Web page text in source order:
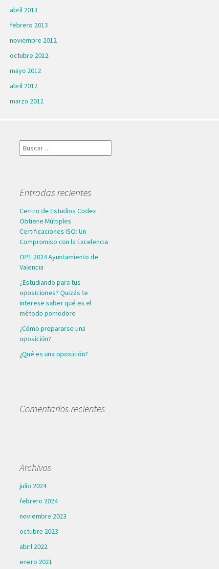
abril 2013
febrero 2013
noviembre 2012
octubre 2012
mayo 2012
abril 2012
marzo 2012
Buscar:
Entradas recientes
Centro de Estudios Codex
Obtiene Múltiples
Certificaciones ISO: Un
Compromiso con la Excelencia
OPE 2024 Ayuntamiento de
Valencia
¿Estudiando para tus
oposiciones? Quizás te
interese saber qué es el
método pomodoro
¿Cómo prepararse una
oposición?
¿Qué es una oposición?
Comentarios recientes
Archivos
julio 2024
febrero 2024
noviembre 2023
octubre 2023
abril 2022
enero 2021